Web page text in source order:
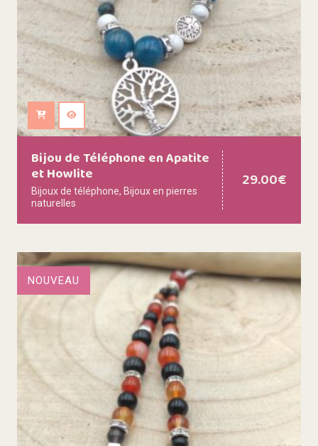
Ajouter au panier
Bijou de Téléphone en Apatite
et Howlite
Bijoux de téléphone, Bijoux en pierres
naturelles
29.00€
NOUVEAU